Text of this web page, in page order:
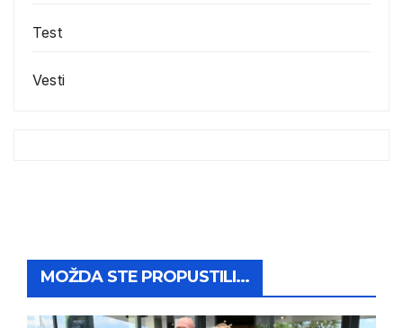
Test
Vesti
MOŽDA STE PROPUSTILI...